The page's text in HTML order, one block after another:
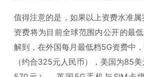
值得注意的是，如果以上资费水准
资费将为目前全球范围内公开的最
解到，在外国每月最低档5G资费中
（约合325元人民币），美国为85